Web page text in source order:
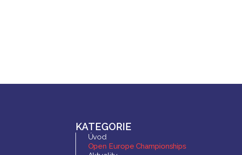
KATEGORIE
Úvod
Open Europe Championships